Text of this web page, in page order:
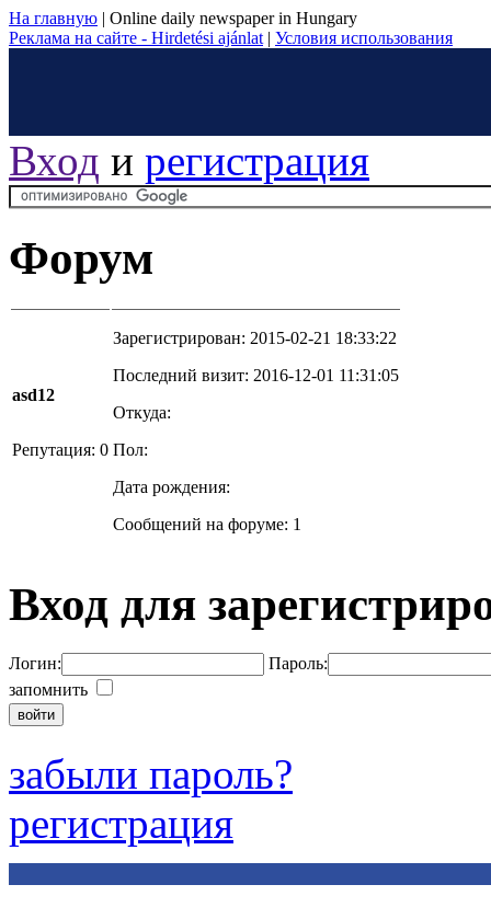
На главную | Online daily newspaper in Hungary
Реклама на сайте - Hirdetési ajánlat | Условия использования
Вход и регистрация
Форум
asd12
Репутация: 0
Зарегистрирован: 2015-02-21 18:33:22
Последний визит: 2016-12-01 11:31:05
Откуда:
Пол:
Дата рождения:
Сообщений на форуме: 1
Вход для
Логин:
Пароль:
запомнить
забыли пароль?
регистрация